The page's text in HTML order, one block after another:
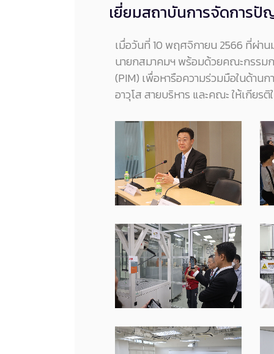
เยี่ยมสถาบันการจัดการ
เมื่อวันที่ 10 พฤศจิกายน 2566 ที่ผ่า
นายกสมาคมฯ พร้อมด้วยคณะกรรม
(PIM) เพื่อหารือความร่วมมือในด้า
อาวุโส สายบริหาร และคณะ ให้เกียร